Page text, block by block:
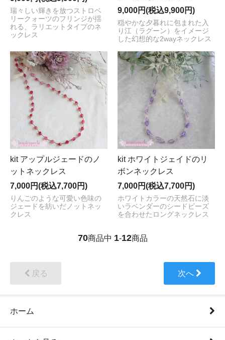
瑞々しい輝きを放つストロベ
リークォーツのフリンジが揺
れる、ラリエットタイプのネ
ックレス
9,000円(税込9,900円)
穏やかな夕暮れに包まれた入
り江（ラグーン）をイメージ
した幻想的な2wayネックレス
kit アップルジェードのノ
ットネックレス
7,000円(税込7,700円)
りんごのような可愛い色味の
ジェードを紡いだノットネッ
クレス
kit ホワイトジェイドのリ
ボンネックレス
7,000円(税込7,700円)
ホワイトカラーの天然石に淡
いラベンダーのシードビーズ
を合わせたロングネックレス
70商品中 1-12商品
戻る 次へ
ホーム